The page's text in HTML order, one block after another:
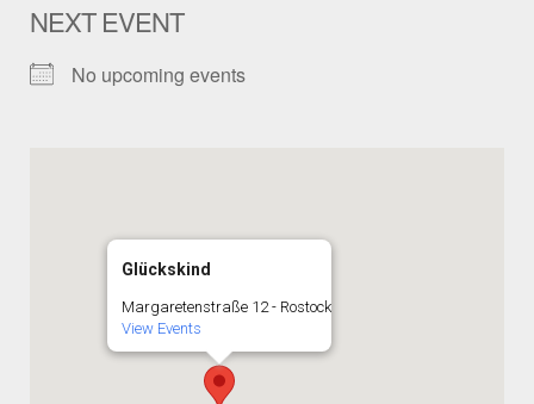
NEXT EVENT
No upcoming events
Glückskind
Margaretenstraße 12 - Rostock
View Events